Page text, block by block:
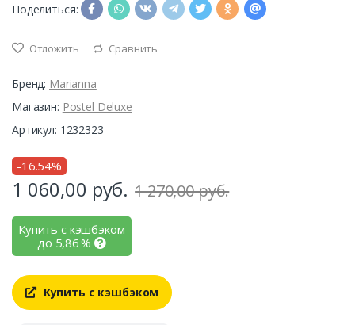
Поделиться:
Отложить Сравнить
Бренд: Marianna
Магазин: Postel Deluxe
Артикул: 1232323
-16.54%
1 060,00 руб. 1 270,00 руб.
Купить с кэшбэком
до 5,86%
Купить с кэшбэком